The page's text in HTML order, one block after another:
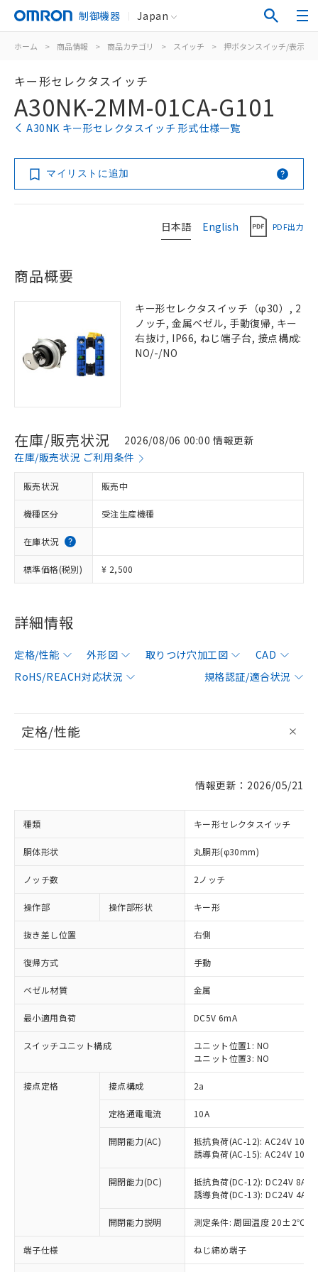
制御機器 Japan
ホーム > 商品情報 > 商品カテゴリ > スイッチ > 押ボタンスイッチ/表示灯
キー形セレクタスイッチ
A30NK-2MM-01CA-G101
A30NK キー形セレクタスイッチ 形式仕様一覧
マイリストに追加
日本語 English PDF出力
商品概要
キー形セレクタスイッチ（φ30）, 2
ノッチ, 金属ベゼル, 手動復帰, キー
右抜け, IP66, ねじ端子台, 接点構成:
NO/-/NO
在庫/販売状況
2026/08/06 00:00 情報更新
在庫/販売状況 ご利用条件
販売状況 販売中
機種区分 受注生産機種
在庫状況
標準価格(税別) ¥ 2,500
詳細情報
定格/性能 外形図 取りつけ穴加工図
CAD
RoHS/REACH対応状況
規格認証/適合状況
定格/性能
情報更新：2026/05/21
種類 キー形セレクタスイッチ
胴体形状 丸胴形(φ30mm)
ノッチ数 2ノッチ
操作部 操作部形状 キー形
抜き差し位置 右側
復帰方式 手動
ベゼル材質 金属
最小適用負荷 DC5V 6mA
スイッチユニット構成
ユニット位置1: NO
ユニット位置3: NO
接点定格 接点構成 2a
定格通電電流 10A
開閉能力(AC)
抵抗負荷(AC-12): AC24V 10A/
誘導負荷(AC-15): AC24V
開閉能力(DC)
抵抗負荷(DC-12): DC24V 8A/
誘導負荷(DC-13): DC24V 4A/
開閉能力説明 測定条件: 周囲温度 20±2℃、
端子仕様 ねじ締め端子
ご利用条件
以下の条件をお読みいただき、同意のうえ
対応済み：EU RoHS指令（10物質）の
非含有に対応した製品が提供可能な商品で
対応予定：EU RoHS指令（10物質）の非含
有に対応した製品に切り替える予定のある
対応予定なし：EU RoHS指令（10物質）の
非含有に非対応の商品で、対応品を出す予